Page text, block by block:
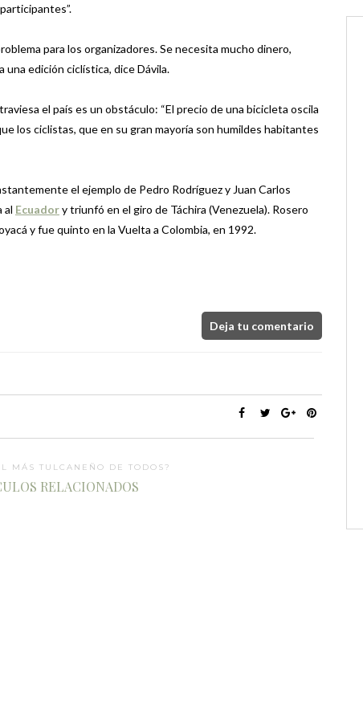
para los organizadores. Se necesita mucho dinero,
edición ciclística, dice Dávila.
el país es un obstáculo: “El precio de una bicicleta oscila
los ciclistas, que en su gran mayoría son humildes habitantes
el ejemplo de Pedro Rodríguez y Juan Carlos
al Ecuadory triunfó en el giro de Táchira (Venezuela). Rosero
y fue quinto en la Vuelta a Colombia, en 1992.
Deja tu comentario
MÁS TULCANEÑO DE TODOS?
RELACIONADOS